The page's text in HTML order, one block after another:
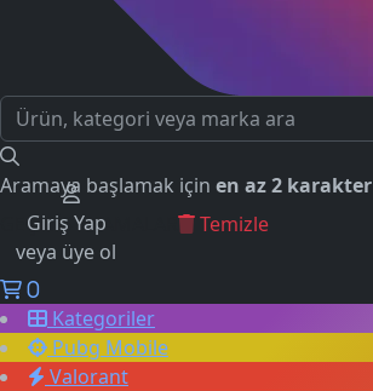
Aramaya başlamak için en az 2 karakter
GEÇMİŞ ARAMALAR
Temizle
Giriş Yap
veya üye ol
0
Kategoriler
Pubg Mobile
Valorant